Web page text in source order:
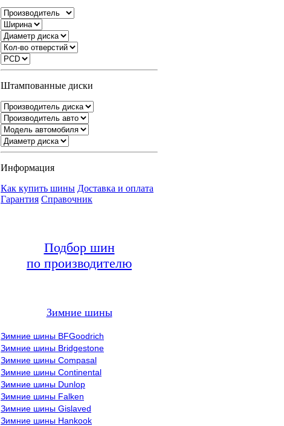
Штампованные диски
Информация
Как купить шины Доставка и оплата
Гарантия Справочник
Подбор шин
по производителю
Зимние шины
Зимние шины BFGoodrich
Зимние шины Bridgestone
Зимние шины Compasal
Зимние шины Continental
Зимние шины Dunlop
Зимние шины Falken
Зимние шины Gislaved
Зимние шины Hankook